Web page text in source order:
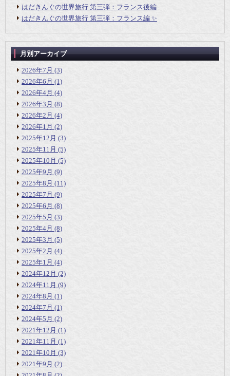
はだきんぐの世界旅行 第三弾：フランス後編
はだきんぐの世界旅行 第三弾：フランス編 ✨
月別アーカイブ
2026年7月 (3)
2026年6月 (1)
2026年4月 (4)
2026年3月 (8)
2026年2月 (4)
2026年1月 (2)
2025年12月 (3)
2025年11月 (5)
2025年10月 (5)
2025年9月 (9)
2025年8月 (11)
2025年7月 (9)
2025年6月 (8)
2025年5月 (3)
2025年4月 (8)
2025年3月 (5)
2025年2月 (4)
2025年1月 (4)
2024年12月 (2)
2024年11月 (9)
2024年8月 (1)
2024年7月 (1)
2024年5月 (2)
2021年12月 (1)
2021年11月 (1)
2021年10月 (3)
2021年9月 (2)